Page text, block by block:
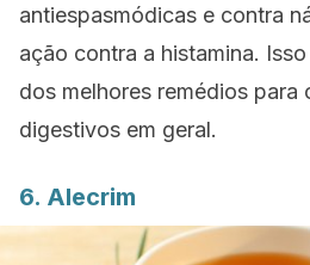
antiespasmódicas e contra
ação contra a histamina.
dos melhores remédios para
digestivos em geral.
6. Alecrim